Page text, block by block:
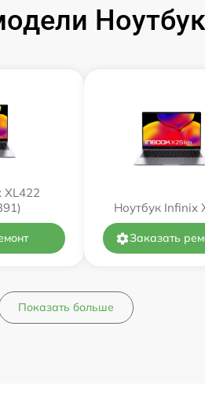
XL422
Ноутбук Infinix
Заказать
Показать больше